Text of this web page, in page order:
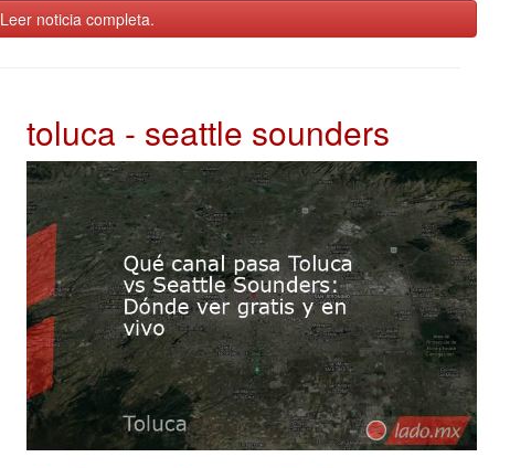
Leer noticia completa.
toluca - seattle sounders